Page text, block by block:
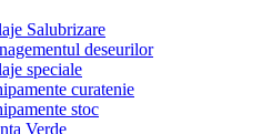
Salubrizare
deseurilor
speciale
curatenie
stoc
Verde